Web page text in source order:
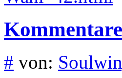
Kommentare
# von: